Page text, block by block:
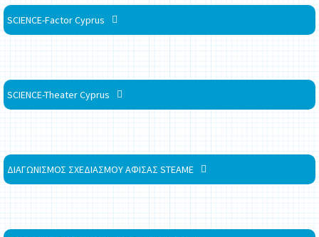
SCIENCE-Factor Cyprus
SCIENCE-Theater Cyprus
ΔΙΑΓΩΝΙΣΜΟΣ ΣΧΕΔΙΑΣΜΟΥ ΑΦΙΣΑΣ STEAME